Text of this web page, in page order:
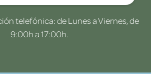
telefónica: de Lunes a Viernes, de
9:00h a 17:00h.